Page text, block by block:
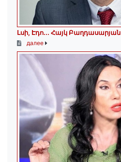
Լսի, Էդո․․․ Հայկ Բաղդասարյան
далее